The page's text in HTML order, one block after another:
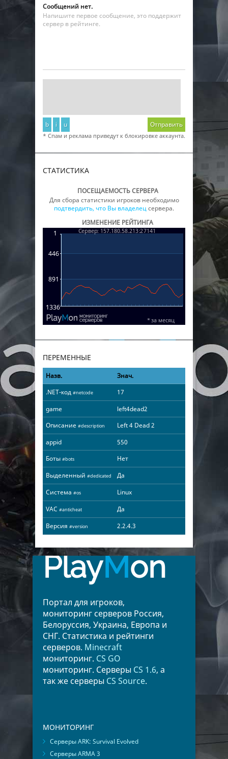
Сообщений нет.
Напишите первое сообщение, это поддержит
сервер в рейтинге.
b i u Отправить
* Спам и реклама приведут к блокировке аккаунта.
СТАТИСТИКА
ПОСЕЩАЕМОСТЬ СЕРВЕРА
Для сбора статистики игроков необходимо
подтвердить, что Вы владелецсервера.
ИЗМЕНЕНИЕ РЕЙТИНГА
ПЕРЕМЕННЫЕ
Назв.
Знач.
.NET-код #netcode
17
game
left4dead2
Описание #description
Left 4 Dead 2
appid
550
Боты #bots
Нет
Выделенный #dedicated
Да
Система #os
Linux
VAC #anticheat
Да
Версия #version 2.2.4.3
PlayMon
Портал для игроков,
мониторинг серверов Россия,
Белоруссия, Украина, Европа и
СНГ. Статистика и рейтинги
серверов. Minecraft
мониторинг. CS GO
мониторинг. Серверы CS 1.6, а
так же серверы CS Source.
МОНИТОРИНГ
Серверы ARK: Survival Evolved
Серверы ARMA 3